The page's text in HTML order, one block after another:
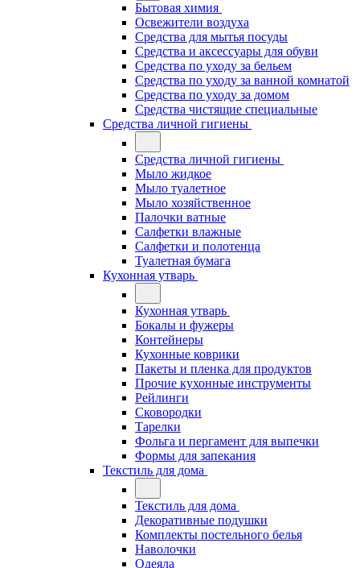
Бытовая химия
Освежители воздуха
Средства для мытья посуды
Средства и аксессуары для обуви
Средства по уходу за бельем
Средства по уходу за ванной комнатой
Средства по уходу за домом
Средства чистящие специальные
Средства личной гигиены
Средства личной гигиены
Мыло жидкое
Мыло туалетное
Мыло хозяйственное
Палочки ватные
Салфетки влажные
Салфетки и полотенца
Туалетная бумага
Кухонная утварь
Кухонная утварь
Бокалы и фужеры
Контейнеры
Кухонные коврики
Пакеты и пленка для продуктов
Прочие кухонные инструменты
Рейлинги
Сковородки
Тарелки
Фольга и пергамент для выпечки
Формы для запекания
Текстиль для дома
Текстиль для дома
Декоративные подушки
Комплекты постельного белья
Наволочки
Одеяла